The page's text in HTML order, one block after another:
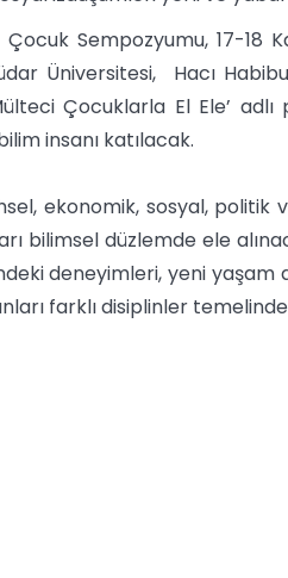
Sempozyumu, 17-18
Üniversitesi, Hacı
Çocuklarla El Ele’
insanı katılacak.
ekonomik, sosyal, politik
bilimsel düzlemde ele
deneyimleri, yeni yaşam
farklı disiplinler